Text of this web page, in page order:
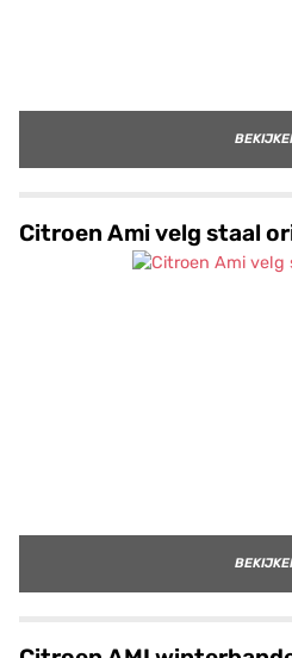
Citroen Ami velg staal